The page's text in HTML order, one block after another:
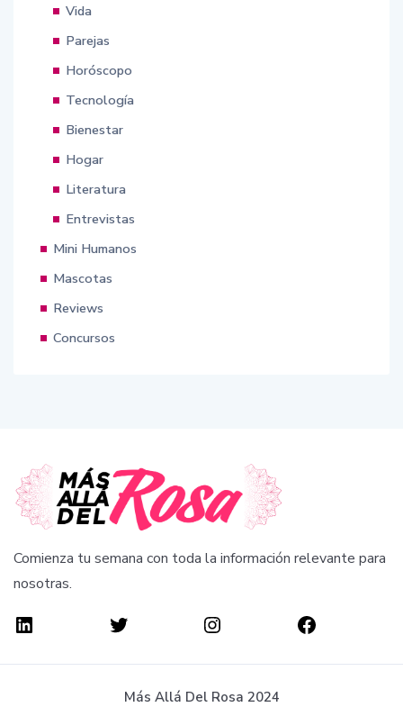
Vida
Parejas
Horóscopo
Tecnología
Bienestar
Hogar
Literatura
Entrevistas
Mini Humanos
Mascotas
Reviews
Concursos
Comienza tu semana con toda la información relevante para
nosotras.
Más Allá Del Rosa 2024